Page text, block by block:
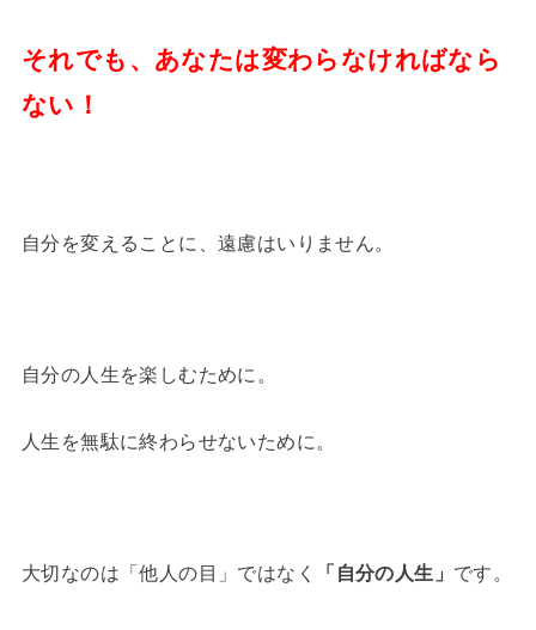
それでも、あなたは変わらなければなら
ない！
自分を変えることに、遠慮はいりません。
自分の人生を楽しむために。
人生を無駄に終わらせないために。
大切なのは「他人の目」ではなく 「自分の人生」 です。